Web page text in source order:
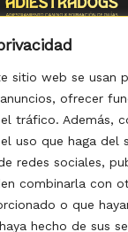
sitio web se usan
ofrecer
tráfico. Además,
uso que haga del
redes sociales,
combinarla con
o que
hecho de sus
-Política de
Condiciones